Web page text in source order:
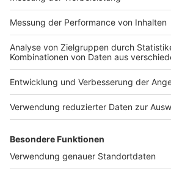
Impressum
Nutzungsbedingungen
Jobs
Presse
Werben
Archiv
ANTENNE BAYERN GROUP